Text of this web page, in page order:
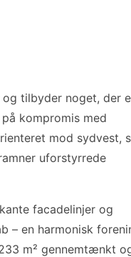
og tilbyder noget, der
kompromis med
mod sydvest,
uforstyrrede
facadelinjer og
– en harmonisk
m² gennemtænkt